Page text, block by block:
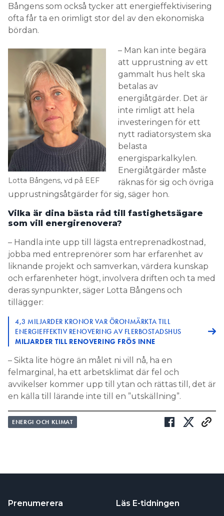
Bångens som också tycker att energieffektivisering
ofta får ta en orimligt stor del av den ekonomiska
bördan.
Lotta Bångens, vd på EEF
– Man kan inte begära
att upprustning av ett
gammalt hus helt ska
betalas av
energiåtgärder. Det är
inte rimligt att hela
investeringen för ett
nytt radiatorsystem ska
belasta
energisparkalkylen.
Energiåtgärder måste
räknas för sig och övriga
upprustningsåtgärder för sig, säger hon.
Vilka är dina bästa råd till fastighetsägare
som vill energirenovera?
– Handla inte upp till lägsta entreprenadkostnad,
jobba med entreprenörer som har erfarenhet av
liknande projekt och samverkan, värdera kunskap
och erfarenheter högt, involvera driften och ta med
deras synpunkter, säger Lotta Bångens och
tillägger:
4,3 MILJARDER KRONOR VAR ÖRONMÄRKTA TILL
ENERGIEFFEKTIV RENOVERING AV FLERBOSTADSHUS
MILJARDER TILL RENOVERING FRÖS INNE
– Sikta lite högre än målet ni vill nå, ha en
felmarginal, ha ett arbetsklimat där fel och
avvikelser kommer upp till ytan och rättas till, det är
en källa till lärande inte till en ”utskällning”.
ENERGI OCH KLIMAT
Prenumerera Läs E-tidningen